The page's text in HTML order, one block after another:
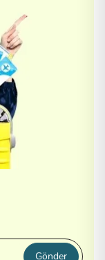
Gönder